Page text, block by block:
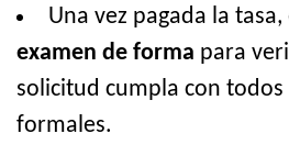
Una vez pagada la tasa,
examen de forma para
solicitud cumpla con
formales.